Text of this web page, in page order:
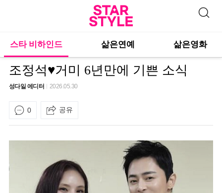
스타 비하인드 삶은연예 삶은영화
조정석♥거미 6년만에 기쁜 소식
성다일 에디터 2026.05.30
0 공유